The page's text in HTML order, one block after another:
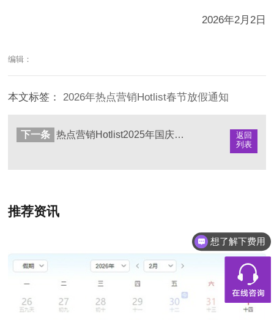
2026年2月2日
编辑：
本文标签： 2026年热点营销Hotlist春节放假通知
返回
列表
下一条 热点营销Hotlist2025年国庆、中秋节放假通知
推荐资讯
想了解下费用
都有什么服务